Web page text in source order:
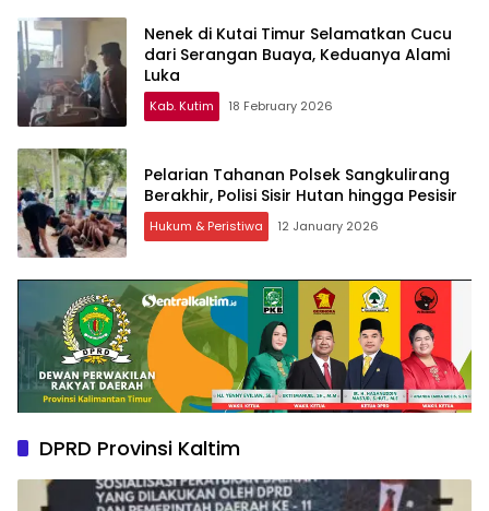
Nenek di Kutai Timur Selamatkan Cucu
dari Serangan Buaya, Keduanya Alami
Luka
Kab. Kutim 18 February 2026
Pelarian Tahanan Polsek Sangkulirang
Berakhir, Polisi Sisir Hutan hingga Pesisir
Hukum & Peristiwa 12 January 2026
DPRD Provinsi Kaltim